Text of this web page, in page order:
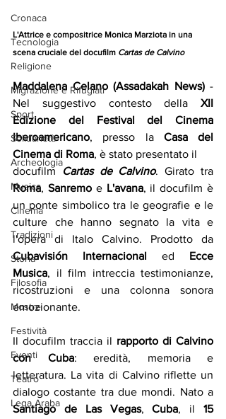
Cronaca
Tecnologia
Religione
Migrazione e Rifugiati
Sport
Solidarietà
Archeologia
Musica
Cinema
Tradizioni
Storia
Filosofia
Mostre
Festività
Eventi
Teatro
Lega Araba
L'Attrice e compositrice Monica Marziota in una
scena cruciale del docufilm Cartas de Calvino
Maddalena Celano (Assadakah News) -
Nel suggestivo contesto della XII
Edizione del Festival del Cinema
Iberoamericano, presso la Casa del
Cinema di Roma, è stato presentato il
docufilm
Cartas de Calvino
Roma, Sanremo e L'avana, il docufilm è
un ponte simbolico tra le geografie e le
culture che hanno segnato la vita e
Cubavisión Internacional ed Ecce
Musica, il film intreccia testimonianze,
ricostruzioni e una colonna sonora
emozionante.
Il docufilm traccia il rapporto di Calvino
con Cuba: eredità, memoria e
letteratura. La vita di Calvino riflette un
Santiago de Las Vegas, Cuba, il 15